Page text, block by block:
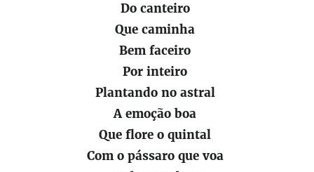
Do canteiro
Que caminha
Bem faceiro
Por inteiro
Plantando no astral
A emoção boa
Que flore o quintal
Com o pássaro que voa